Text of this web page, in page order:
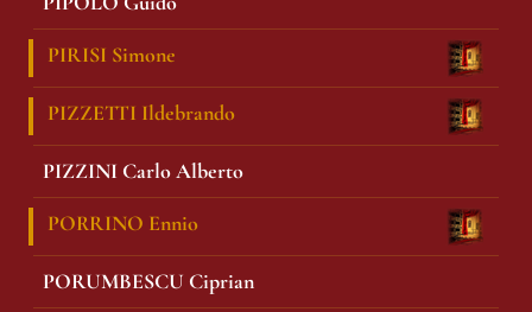
PIRISI Simone
PIZZETTI Ildebrando
PIZZINI Carlo Alberto
PORRINO Ennio
PORUMBESCU Ciprian